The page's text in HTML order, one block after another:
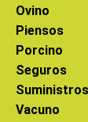
Ovino
Piensos
Porcino
Seguros
Suministros
Vacuno